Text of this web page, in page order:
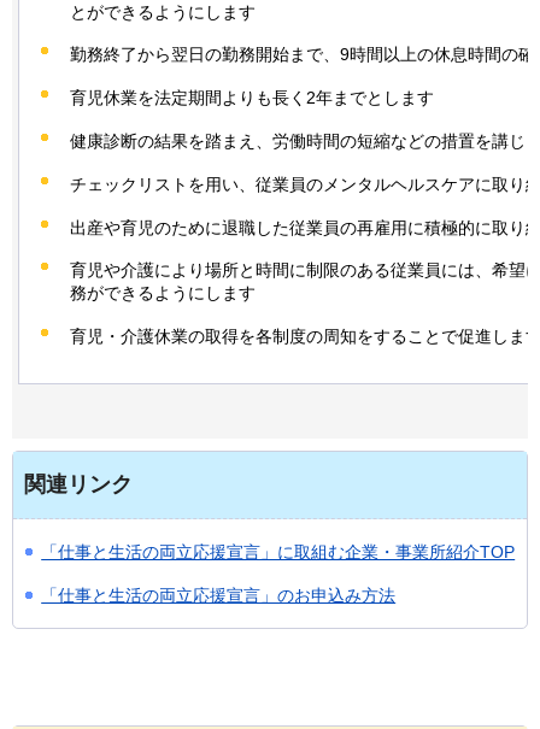
とができるようにします
勤務終了から翌日の勤務開始まで、9時間以上の休息時間の
育児休業を法定期間よりも長く2年までとします
健康診断の結果を踏まえ、労働時間の短縮などの措置を講じ
チェックリストを用い、従業員のメンタルヘルスケアに取り
出産や育児のために退職した従業員の再雇用に積極的に取り
育児や介護により場所と時間に制限のある従業員には、希望
務ができるようにします
育児・介護休業の取得を各制度の周知をすることで促進しま
関連リンク
「仕事と生活の両立応援宣言」に取組む企業・事業所紹介TOP
「仕事と生活の両立応援宣言」のお申込み方法